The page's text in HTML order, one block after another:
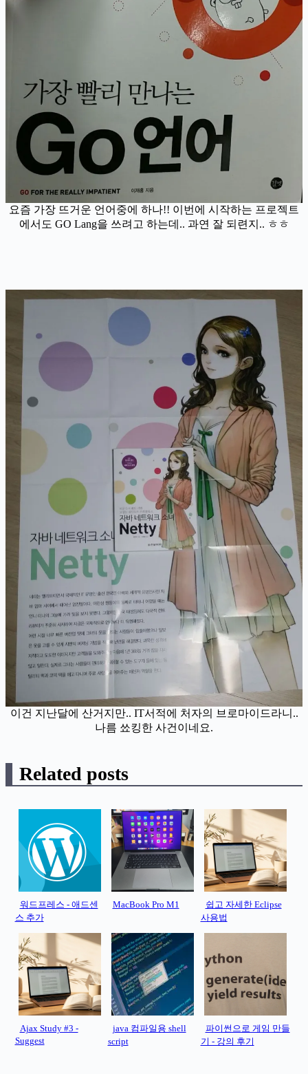
요즘 가장 뜨거운 언어중에 하나!! 이번에 시작하는 프로젝트
에서도 GO Lang을 쓰려고 하는데.. 과연 잘 되련지.. ㅎㅎ
이건 지난달에 산거지만.. IT서적에 처자의 브로마이드라니..
나름 쑈킹한 사건이네요.
Related posts
워드프레스 - 애드센
스 추가
MacBook Pro M1
쉽고 자세한 Eclipse
사용법
Ajax Study #3 -
Suggest
java 컴파일용 shell
script
파이썬으로 게임 만들
기 - 강의 후기